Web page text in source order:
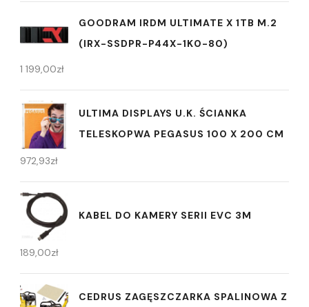
GOODRAM IRDM ULTIMATE X 1TB M.2
(IRX-SSDPR-P44X-1K0-80)
1 199,00zł
ULTIMA DISPLAYS U.K. ŚCIANKA
TELESKOPWA PEGASUS 100 X 200 CM
972,93zł
KABEL DO KAMERY SERII EVC 3M
189,00zł
CEDRUS ZAGĘSZCZARKA SPALINOWA Z